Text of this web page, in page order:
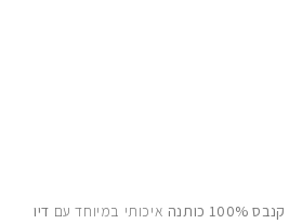
קנבס 100% כותנה איכותי במיוחד עם דיו